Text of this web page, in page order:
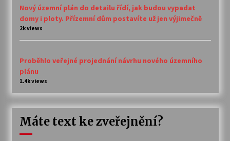
Nový územní plán do detailu řídí, jak budou vypadat
domy i ploty. Přízemní dům postavíte už jen výjimečně
2k views
Proběhlo veřejné projednání návrhu nového územního
plánu
1.4k views
Máte text ke zveřejnění?